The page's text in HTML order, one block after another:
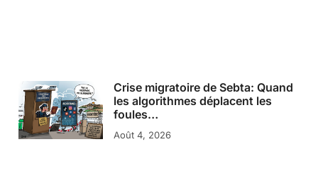
Crise migratoire de Sebta: Quand
les algorithmes déplacent les
foules…
Août 4, 2026